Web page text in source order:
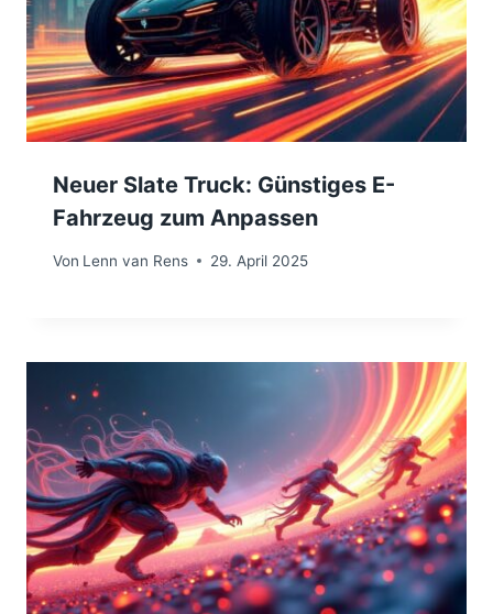
Neuer Slate Truck: Günstiges E-
Fahrzeug zum Anpassen
Von Lenn van Rens 29. April 2025